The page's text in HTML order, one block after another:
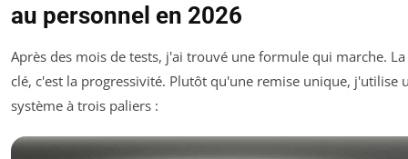
au personnel en 2026
Après des mois de tests, j'ai trouvé une formule qui marche. La
clé, c'est la progressivité. Plutôt qu'une remise unique, j'utilise
système à trois paliers :